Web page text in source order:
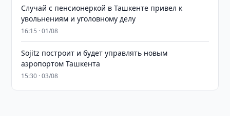
Случай с пенсионеркой в Ташкенте привел к
увольнениям и уголовному делу
16:15 · 01/08
Sojitz построит и будет управлять новым
аэропортом Ташкента
15:30 · 03/08